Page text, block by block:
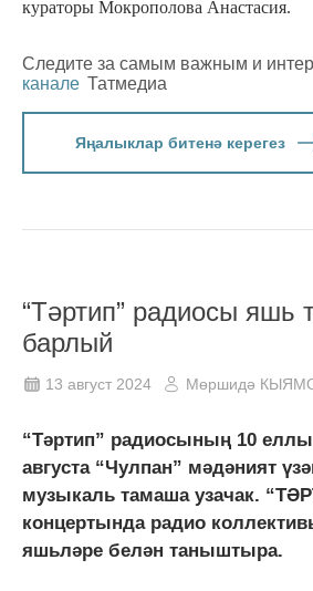
кураторы Мокрополова Анастасия.
Следите за самым важным и
канале Татмедиа
Яңалыклар битенә керегез
“Тәртип” радиосы яшь
барлый
13 август 2024 Мөршидә
“Тәртип” радиосының 10
августа “Чулпан” мәдәният
музыкаль тамаша узачак.
концертында радио
яшьләре белән таныштыра.